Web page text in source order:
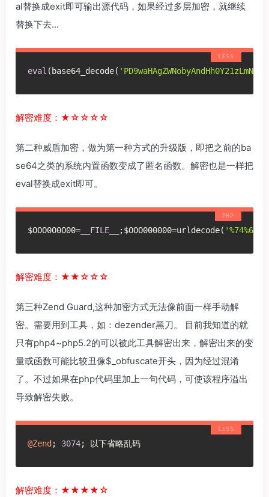
al替换成exit即可输出源代码，如果经过多层加密，就继续
替换下去...
eval (base64_decode(
解密难度：★☆☆☆☆
第二种威盾加密，做为第一种方式的升级版，即把之前的ba
se64之类的系统内置函数变成了匿名函数。解密也是一样把
eval替换成exit即可。
$OOO0O0O00= __FILE__ ;$OOO000000=urldecode(
解密难度：★★☆☆☆
第三种Zend Guard,这种加密方式无法像前面一样手动解
密。需要用到工具，如：dezender黑刀。 目前我知道的就
只有php4~php5.2的可以被此工具解密出来，解密出来的变
量或函数可能比较丑像$_obfuscate开头，因为经过混淆
了。不过如果在php代码里加上一句代码，可使该程序溢出
导致解密失败。
@Zend ; 3074; 以下省略乱码
解密难度：★★★★☆